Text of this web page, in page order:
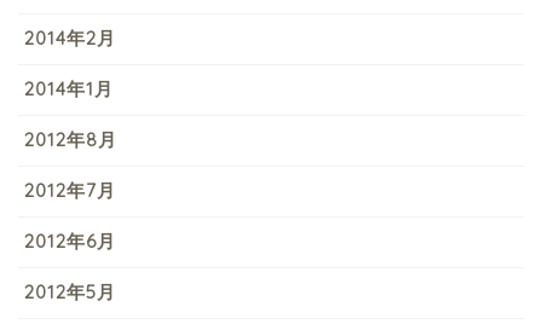
2014年2月
2014年1月
2012年8月
2012年7月
2012年6月
2012年5月